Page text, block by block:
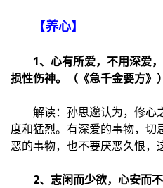
【养心】
1、心有所爱，不用深爱
损性伤神。（《急千金要方》）
解读：孙思邈认为，修心
度和猛烈。有深爱的事物，切
恶的事物，也不要厌恶久恨，
2、志闲而少欲，心安而